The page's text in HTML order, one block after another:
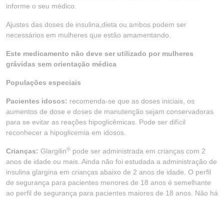
informe o seu médico.
Ajustes das doses de insulina,dieta ou ambos podem ser
necessários em mulheres que estão amamentando.
Este medicamento não deve ser utilizado por mulheres
grávidas sem orientação médica
Populações especiais
Pacientes idosos: recomenda-se que as doses iniciais, os
aumentos de dose e doses de manutenção sejam conservadoras
para se evitar as reações hipoglicêmicas. Pode ser difícil
reconhecer a hipoglicemia em idosos.
Crianças: Glargilin® pode ser administrada em crianças com 2
anos de idade ou mais. Ainda não foi estudada a administração de
insulina glargina em crianças abaixo de 2 anos de idade. O perfil
de segurança para pacientes menores de 18 anos é semelhante
ao perfil de segurança para pacientes maiores de 18 anos. Não há